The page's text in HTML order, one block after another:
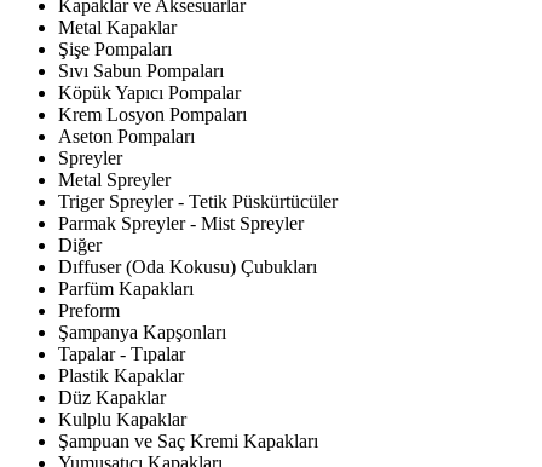
Kapaklar ve Aksesuarlar
Metal Kapaklar
Şişe Pompaları
Sıvı Sabun Pompaları
Köpük Yapıcı Pompalar
Krem Losyon Pompaları
Aseton Pompaları
Spreyler
Metal Spreyler
Triger Spreyler - Tetik Püskürtücüler
Parmak Spreyler - Mist Spreyler
Diğer
Dıffuser (Oda Kokusu) Çubukları
Parfüm Kapakları
Preform
Şampanya Kapşonları
Tapalar - Tıpalar
Plastik Kapaklar
Düz Kapaklar
Kulplu Kapaklar
Şampuan ve Saç Kremi Kapakları